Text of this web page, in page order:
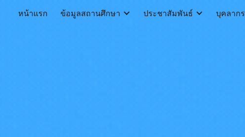
Skip to main content Skip to navigation
หน้าแรก ข้อมูลสถานศึกษา ประชาสัมพันธ์ บุคลากร